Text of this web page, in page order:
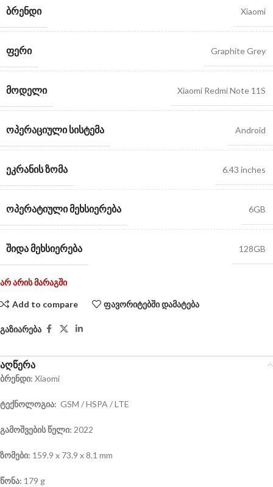
ᲑᲠᲔᲜᲓᲘ Xiaomi
ᲤᲔᲠᲘ Graphite Grey
ᲛᲝᲓᲔᲚᲘ Xiaomi Redmi Note 11S
ᲝᲞᲔᲠᲐᲪᲘᲣᲚᲘ ᲡᲘᲡᲢᲔᲛᲐ Android
ᲔᲙᲠᲐᲜᲘᲡ ᲖᲝᲛᲐ 6.43 inches
ᲝᲞᲔᲠᲐᲢᲘᲣᲚᲘ ᲛᲔᲮᲡᲘᲔᲠᲔᲑᲐ 6GB
ᲨᲘᲓᲐ ᲛᲔᲮᲡᲘᲔᲠᲔᲑᲐ 128GB
არ არის მარაგში
Add to compare ფავორიტებში დამატება
გაზიარება
აღწერა
ბრენდი: Xiaomi
ტექნოლოგია: GSM / HSPA / LTE
გამოშვების წელი: 2022
ზომები: 159.9 x 73.9 x 8.1 mm
წონა: 179 g